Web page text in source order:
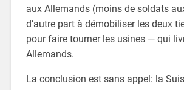
aux Allemands (moins de soldats
d’autre part à démobiliser les deux
pour faire tourner les usines — qui
Allemands.
La conclusion est sans appel: la